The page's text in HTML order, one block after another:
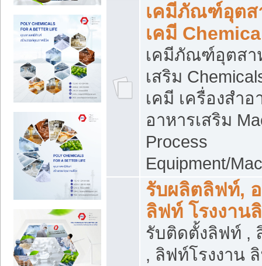
เคมีภัณฑ์อุตส
เคมี
เคมีภัณฑ์อุตสา
เสริม
เคมี เครื่องสำ
อาหารเสริม
Process
Equipment/
รับผลิตลิฟท์,
ลิฟท์ โรงงาน
รับติดตั้งลิฟท์ ,
, ลิฟท์โรงงาน